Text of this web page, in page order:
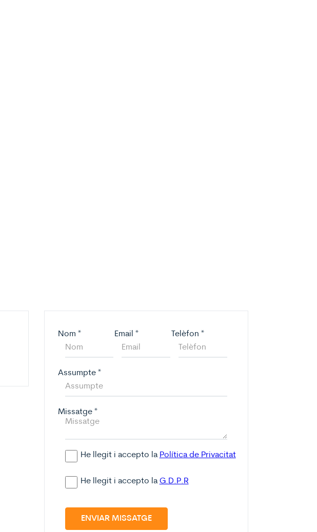
Nom * Email* Telèfon *
Assumpte *
Missatge *
He llegit i accepto la Política de Privacitat
He llegit i accepto la G.D.P.R
ENVIAR MISSATGE